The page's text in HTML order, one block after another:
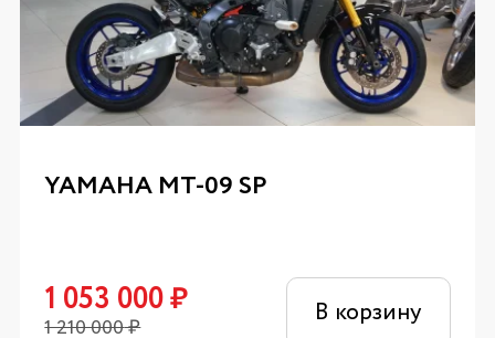
YAMAHA MT-09 SP
1 053 000₽
1 210 000₽ В корзину